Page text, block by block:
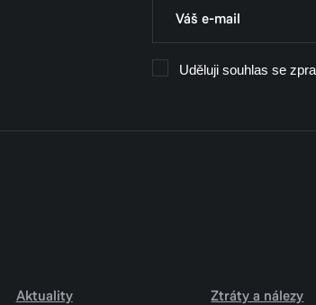
Uděluji souhlas se
Aktuality Ztráty a nálezy